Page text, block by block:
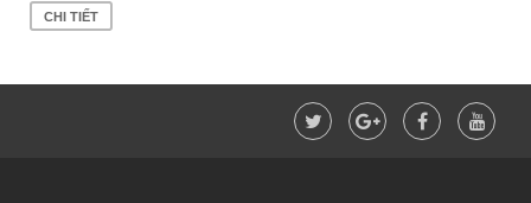
CHI TIẾT